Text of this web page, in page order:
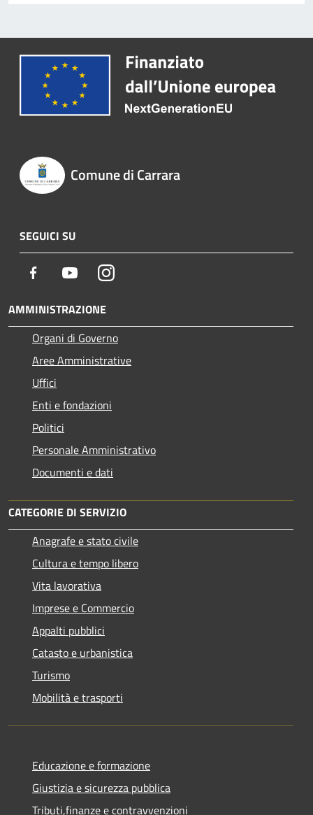
Comune di Carrara
SEGUICI SU
Facebook YoutubeInstagram
AMMINISTRAZIONE
Organi di Governo
Aree Amministrative
Uffici
Enti e fondazioni
Politici
Personale Amministrativo
Documenti e dati
CATEGORIE DI SERVIZIO
Anagrafe e stato civile
Cultura e tempo libero
Vita lavorativa
Imprese e Commercio
Appalti pubblici
Catasto e urbanistica
Turismo
Mobilità e trasporti
Educazione e formazione
Giustizia e sicurezza pubblica
Tributi,finanze e contravvenzioni